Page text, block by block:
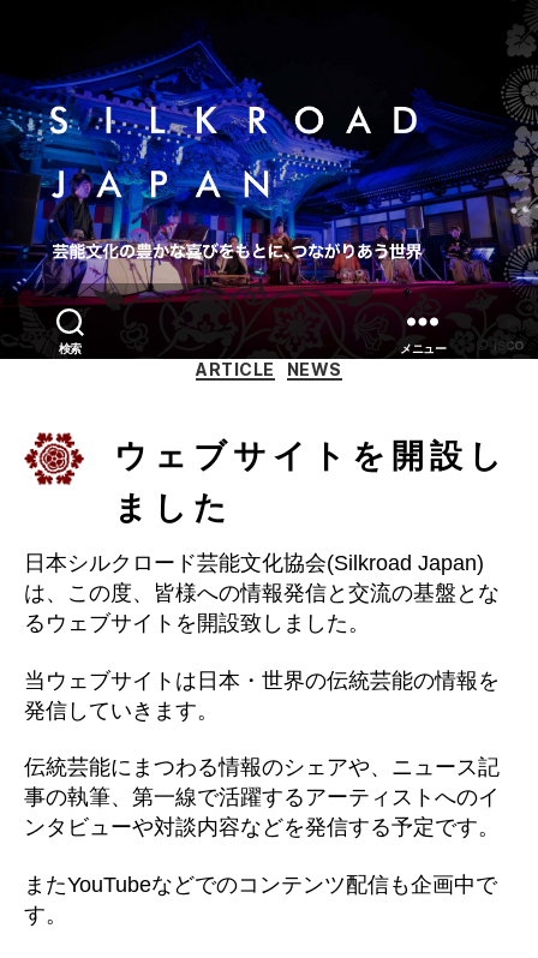
検索 メニュー
カ
リ
ー
ARTICLE NEWS
ウェブサイトを開設し
ました
日本シルクロード芸能文化協会(Silkroad Japan)
は、この度、皆様への情報発信と交流の基盤とな
るウェブサイトを開設致しました。
当ウェブサイトは日本・世界の伝統芸能の情報を
発信していきます。
伝統芸能にまつわる情報のシェアや、ニュース記
事の執筆、第一線で活躍するアーティストへのイ
ンタビューや対談内容などを発信する予定です。
またYouTubeなどでのコンテンツ配信も企画中で
す。